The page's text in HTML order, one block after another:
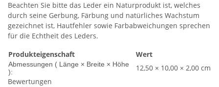
Beachten Sie bitte das Leder ein Naturprodukt ist, welches
durch seine Gerbung, Färbung und natürliches Wachstum
gezeichnet ist, Hautfehler sowie Farbabweichungen sprechen
für die Echtheit des Leders.
Produkteigenschaft
Wert
Abmessungen ( Länge × Breite × Höhe
):
12,50 × 10,00 × 2,00 cm
Bewertungen